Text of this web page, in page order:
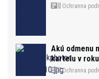
Ochranna
Akú odmenu
kartelu v
Ochranna